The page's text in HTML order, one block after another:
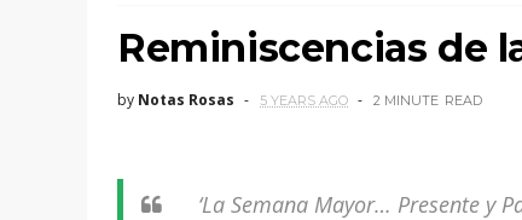
Reminiscencias de
by Notas Rosas 5 YEARS AGO 2 MINUTE READ
‘La Semana Mayor… Presente y